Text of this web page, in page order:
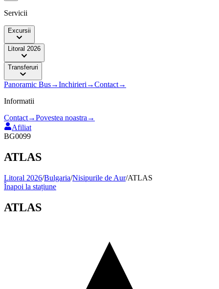
Servicii
Excursii
Litoral 2026
Transferuri
Panoramic Bus→Inchirieri →Contact→
Informatii
Contact→Povestea noastra →
Afiliat
BG0099
ATLAS
Litoral 2026/Bulgaria/Nisipurile de Aur/ATLAS
Înapoi la stațiune
ATLAS